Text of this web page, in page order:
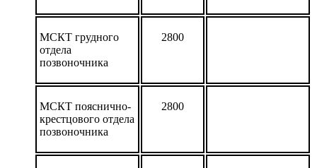
МСКТ грудного
отдела
позвоночника
2800
МСКТ пояснично-
крестцового отдела
позвоночника
2800